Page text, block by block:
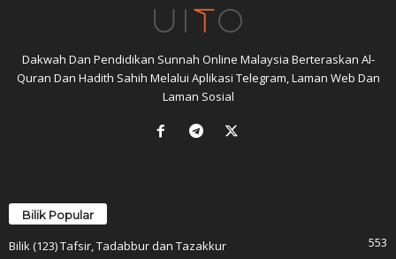
Dakwah Dan Pendidikan Sunnah Online Malaysia Berteraskan Al-
Quran Dan Hadith Sahih Melalui Aplikasi Telegram, Laman Web Dan
Laman Sosial
Bilik Popular
Bilik (123) Tafsir, Tadabbur dan Tazakkur
553